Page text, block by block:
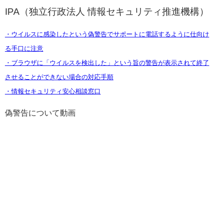
IPA（独立行政法人 情報セキュリティ推進機構）
・ウイルスに感染したという偽警告でサポートに電話するように仕向け
る手口に注意
・ブラウザに「ウイルスを検出した」という旨の警告が表示されて終了
させることができない場合の対応手順
・情報セキュリティ安心相談窓口
偽警告について動画